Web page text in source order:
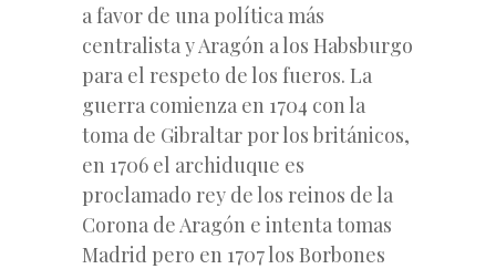
a favor de una política más
centralista y Aragón a los Habsburgo
para el respeto de los fueros. La
guerra comienza en 1704 con la
toma de Gibraltar por los británicos,
en 1706 el archiduque es
proclamado rey de los reinos de la
Corona de Aragón e intenta tomas
Madrid pero en 1707 los Borbones